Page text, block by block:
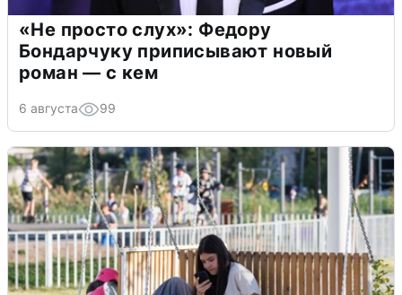
«Не просто слух»: Федору
Бондарчуку приписывают новый
роман — с кем
6 августа 99